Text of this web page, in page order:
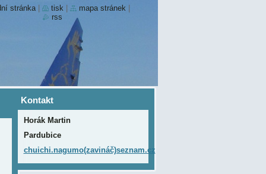
Kontakt
Horák Martin
Pardubice
chuichi.nagumo(zavináč)seznam.cz
stránka tisk mapa stránek
rss